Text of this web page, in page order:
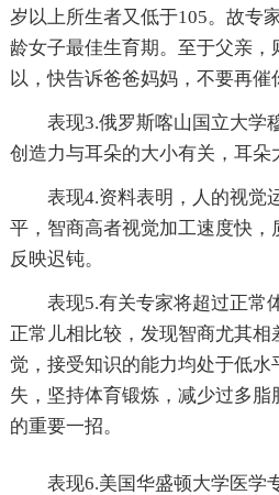
岁以上所生者又低于105。故专
龄女子最佳生育期。至于父亲，
以，快告诉爸爸妈妈，不要再催
表现3.俄罗斯喀山国立大学
创造力与耳朵的大小有关，耳朵
表现4.资料表明，人的视觉
平，智商高者视觉加工速度快
反映迟钝。
表现5.有关专家将超过正常
正常儿相比较，发现智商尤其
觉，接受知识的能力均处于低水
失，坚持体育锻炼，减少过多
的重要一招。
表现6.美国华盛顿大学医学